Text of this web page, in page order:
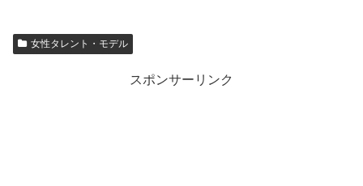
女性タレント・モデル
スポンサーリンク